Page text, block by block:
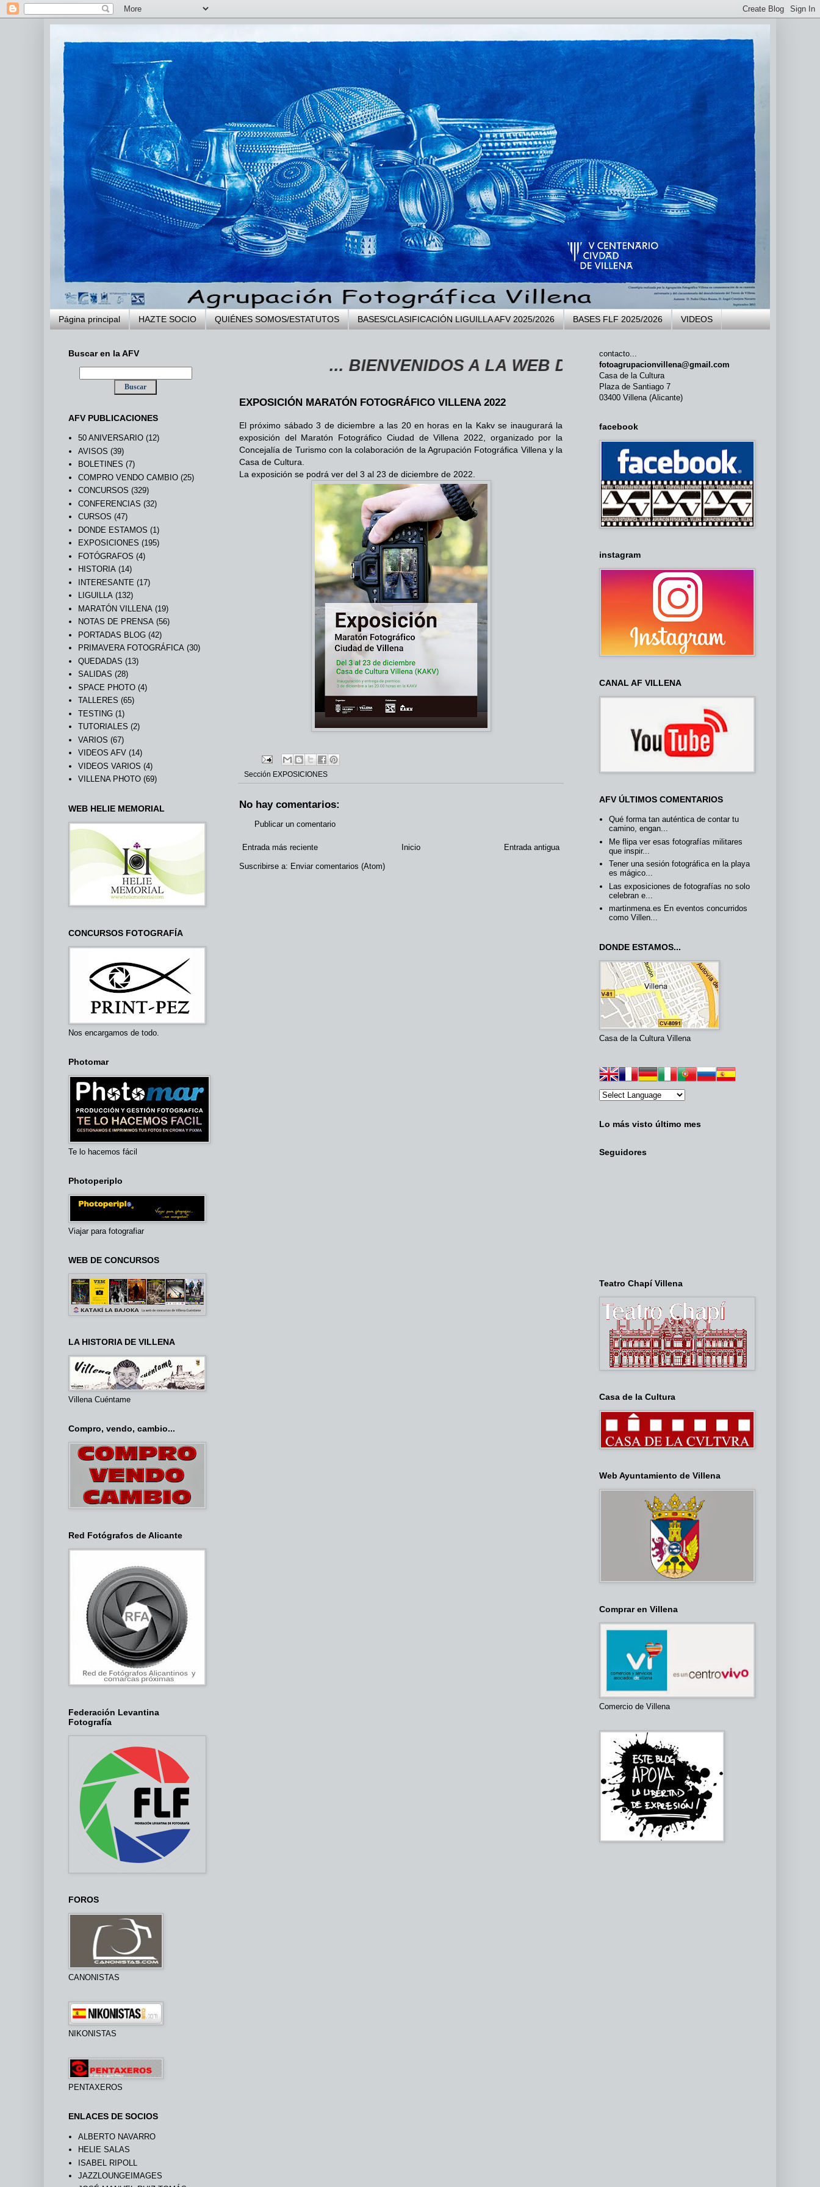
Página principal HAZTE SOCIO QUIÉNES SOMOS/ESTATUTOS BASES/CLASIFICACIÓN LIGUILLA AFV 2025/2026 BASES FLF 2025/2026 VIDEOS
... BIENVENIDOS A LA WEB DE LA AGRUPACIÓN FOTOGRÁFICA
EXPOSICIÓN MARATÓN FOTOGRÁFICO VILLENA 2022
El próximo sábado 3 de diciembre a las 20 en horas en la Kakv se inaugurará la
exposición del Maratón Fotográfico Ciudad de Villena 2022, organizado por la
Concejalía de Turismo con la colaboración de la Agrupación Fotográfica Villena y la
Casa de Cultura.
La exposición se podrá ver del 3 al 23 de diciembre de 2022.
Sección EXPOSICIONES
No hay comentarios:
Publicar un comentario
Entrada más reciente Entrada antigua
Inicio
Suscribirse a: Enviar comentarios (Atom)
Buscar en la AFV
AFV PUBLICACIONES
50 ANIVERSARIO (12)
AVISOS (39)
BOLETINES (7)
COMPRO VENDO CAMBIO (25)
CONCURSOS (329)
CONFERENCIAS (32)
CURSOS (47)
DONDE ESTAMOS (1)
EXPOSICIONES (195)
FOTÓGRAFOS (4)
HISTORIA (14)
INTERESANTE (17)
LIGUILLA (132)
MARATÓN VILLENA (19)
NOTAS DE PRENSA (56)
PORTADAS BLOG (42)
PRIMAVERA FOTOGRÁFICA (30)
QUEDADAS (13)
SALIDAS (28)
SPACE PHOTO (4)
TALLERES (65)
TESTING (1)
TUTORIALES (2)
VARIOS (67)
VIDEOS AFV (14)
VIDEOS VARIOS (4)
VILLENA PHOTO (69)
WEB HELIE MEMORIAL
CONCURSOS FOTOGRAFÍA
Nos encargamos de todo.
Photomar
Te lo hacemos fácil
Photoperiplo
Viajar para fotografiar
WEB DE CONCURSOS
LA HISTORIA DE VILLENA
Villena Cuéntame
Compro, vendo, cambio...
Red Fotógrafos de Alicante
Federación Levantina
Fotografía
FOROS
CANONISTAS
NIKONISTAS
PENTAXEROS
ENLACES DE SOCIOS
ALBERTO NAVARRO
HELIE SALAS
ISABEL RIPOLL
JAZZLOUNGEIMAGES
contacto...
fotoagrupacionvillena@gmail.com
Casa de la Cultura
Plaza de Santiago 7
03400 Villena (Alicante)
facebook
instagram
CANAL AF VILLENA
AFV ÚLTIMOS COMENTARIOS
Qué forma tan auténtica de contar tu
camino, engan...
Me flipa ver esas fotografías militares
que inspir...
Tener una sesión fotográfica en la playa
es mágico...
Las exposiciones de fotografías no solo
celebran e...
martinmena.es En eventos concurridos
como Villen...
DONDE ESTAMOS...
Casa de la Cultura Villena
Lo más visto último mes
Seguidores
Teatro Chapí Villena
Casa de la Cultura
Web Ayuntamiento de Villena
Comprar en Villena
Comercio de Villena